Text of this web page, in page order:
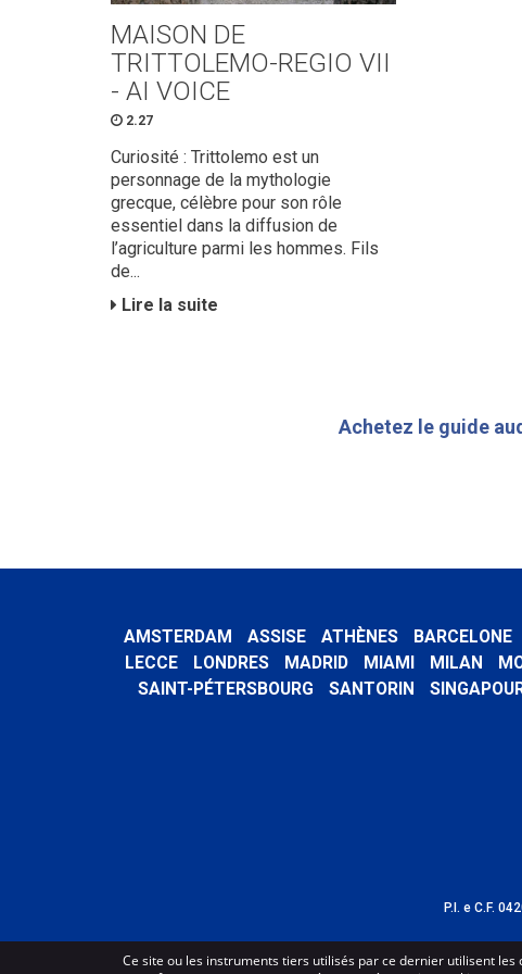
MAISON DE
TRITTOLEMO-REGIO VII
- AI VOICE
2.27
Curiosité : Trittolemo est un
personnage de la mythologie
grecque, célèbre pour son rôle
essentiel dans la diffusion de
l’agriculture parmi les hommes. Fils
de...
Lire la suite
Achetez le guide
AMSTERDAM ASSISE ATHÈNES BARCELONE
LECCE
LONDRES MADRID MIAMI MILAN
SAINT-PÉTERSBOURG
SANTORIN
P.I. e C.F.
Ce site ou les instruments tiers utilisés par ce dernier utilisent